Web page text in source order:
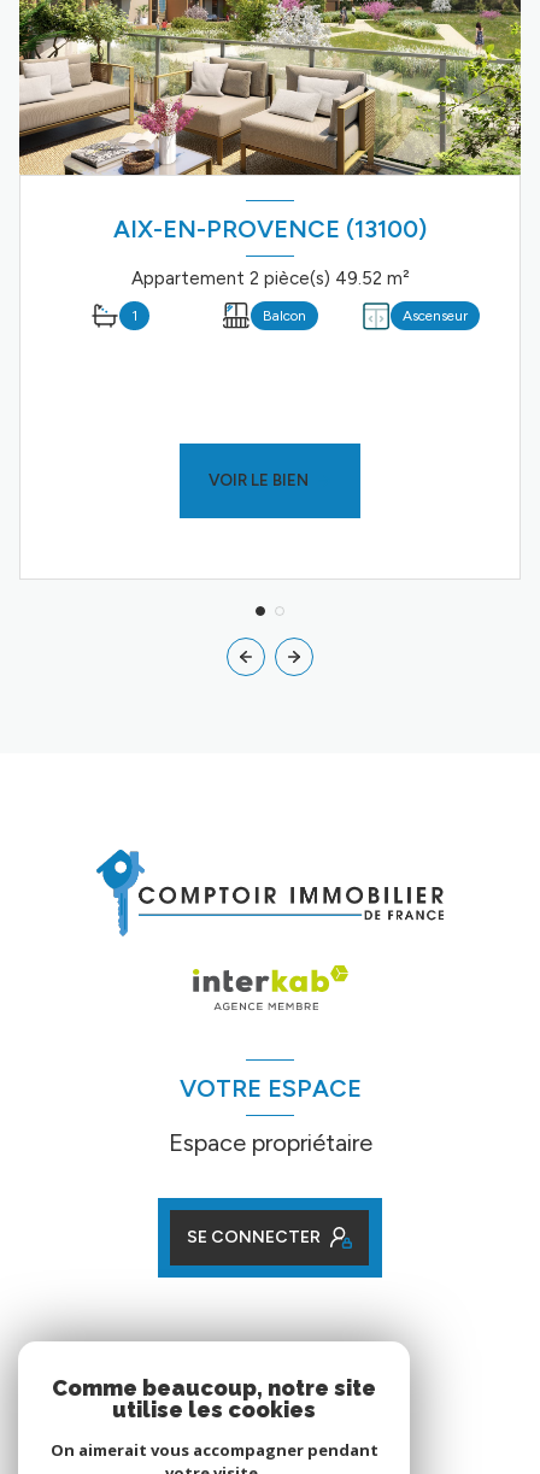
AIX-EN-PROVENCE (13100)
Appartement 2 pièce(s) 49.52 m²
1 Balcon Ascenseur
VOIR LE BIEN
VOTRE ESPACE
Espace propriétaire
SE CONNECTER
Nos partenaires
Comme beaucoup, notre site
utilise les cookies
On aimerait vous accompagner pendant